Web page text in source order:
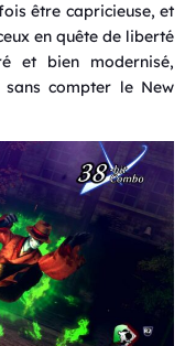
être capricieuse, et
en quête de liberté
et bien modernisé,
compter le New